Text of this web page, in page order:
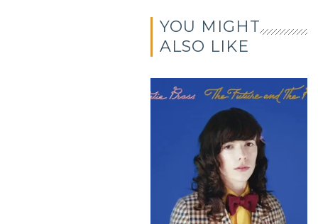
YOU MIGHT
ALSO LIKE